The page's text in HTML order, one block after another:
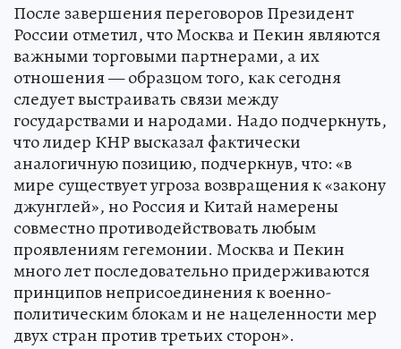
После завершения переговоров Президент
России отметил, что Москва и Пекин являются
важными торговыми партнерами, а их
отношения — образцом того, как сегодня
следует выстраивать связи между
государствами и народами. Надо подчеркнуть,
что лидер КНР высказал фактически
аналогичную позицию, подчеркнув, что: «в
мире существует угроза возвращения к «закону
джунглей», но Россия и Китай намерены
совместно противодействовать любым
проявлениям гегемонии. Москва и Пекин
много лет последовательно придерживаются
принципов неприсоединения к военно-
политическим блокам и не нацеленности мер
двух стран против третьих сторон».